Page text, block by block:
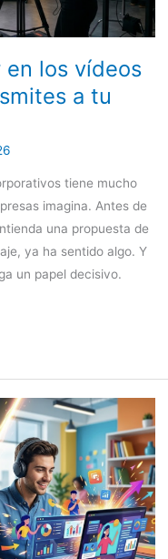
en los vídeos
a tu
tiene mucho
imagina. Antes de
una propuesta de
ya ha sentido algo. Y
un papel decisivo.